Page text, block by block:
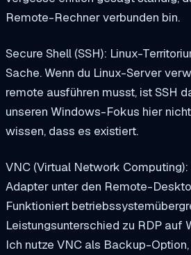
Remote-Rechner verbunden bin.
Secure Shell (SSH): Linux-
Sache. Wenn du Linux-Server
remote ausführen musst, ist SSH
unseren Windows-Fokus hier
wissen, dass es existiert.
VNC (Virtual Network
Adapter unter den Remote-
Funktioniert
Leistungsunterschied zu RDP auf
Ich nutze VNC als Backup-